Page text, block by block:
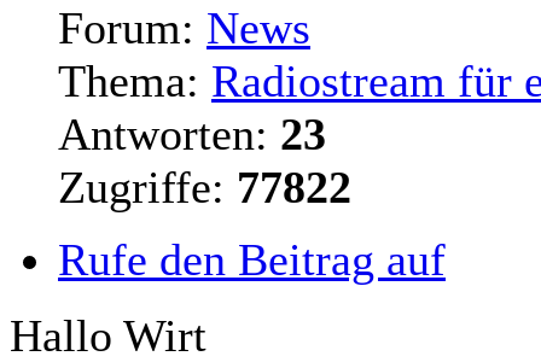
Forum: News
Thema: Radiostream für
Antworten: 23
Zugriffe: 77822
Rufe den Beitrag auf
Hallo Wirt